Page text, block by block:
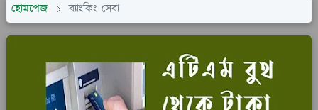
হোমপেজ ব্যাংকিং সেবা